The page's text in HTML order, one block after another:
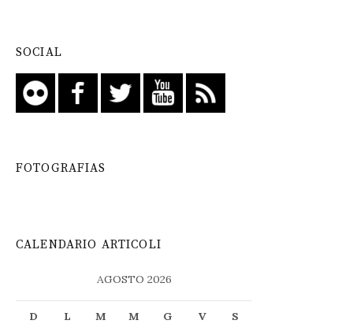
SOCIAL
FOTOGRAFIAS
CALENDARIO ARTICOLI
AGOSTO 2026
D L M M G V S